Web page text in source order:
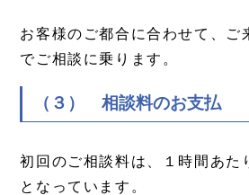
お客様のご都合に合わせて、ご
でご相談に乗ります。
（３） 相談料のお支払
初回のご相談料は、１時間あた
となっています。